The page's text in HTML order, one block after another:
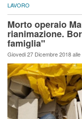
LAVORO
Morto operaio
rianimazione.
famiglia"
Giovedi 27 Dicembre 2018 alle